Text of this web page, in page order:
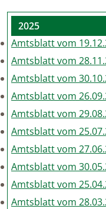
2025
Amtsblatt vom
Amtsblatt vom
Amtsblatt vom
Amtsblatt vom
Amtsblatt vom
Amtsblatt vom
Amtsblatt vom
Amtsblatt vom
Amtsblatt vom
Amtsblatt vom